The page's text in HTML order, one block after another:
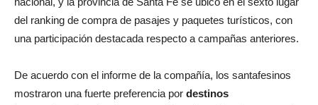
una participación destacada respecto a campañas anteriores.
mostraron una fuerte preferencia pordestinos
internacionales de playa, como Brasil y el Caribe